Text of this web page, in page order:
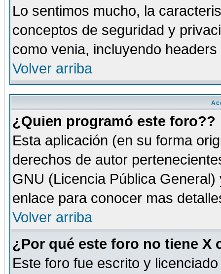
Lo sentimos mucho, la
conceptos de seguridad y
como venia, incluyendo
Volver arriba
¿Quien programó este foro??
Esta aplicación (en su forma
derechos de autor
GNU (Licencia Pública
enlace para conocer mas
Volver arriba
¿Por qué este foro no tiene X
Este foro fue escrito y